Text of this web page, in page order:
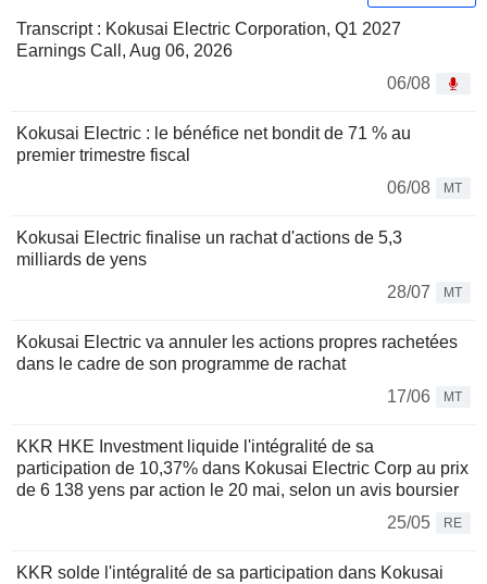
Transcript : Kokusai Electric Corporation, Q1 2027
Earnings Call, Aug 06, 2026
06/08
Kokusai Electric : le bénéfice net bondit de 71 % au
premier trimestre fiscal
06/08
MT
Kokusai Electric finalise un rachat d'actions de 5,3
milliards de yens
28/07
MT
Kokusai Electric va annuler les actions propres rachetées
dans le cadre de son programme de rachat
17/06
MT
KKR HKE Investment liquide l'intégralité de sa
participation de 10,37% dans Kokusai Electric Corp au prix
de 6 138 yens par action le 20 mai, selon un avis boursier
25/05
RE
KKR solde l'intégralité de sa participation dans Kokusai